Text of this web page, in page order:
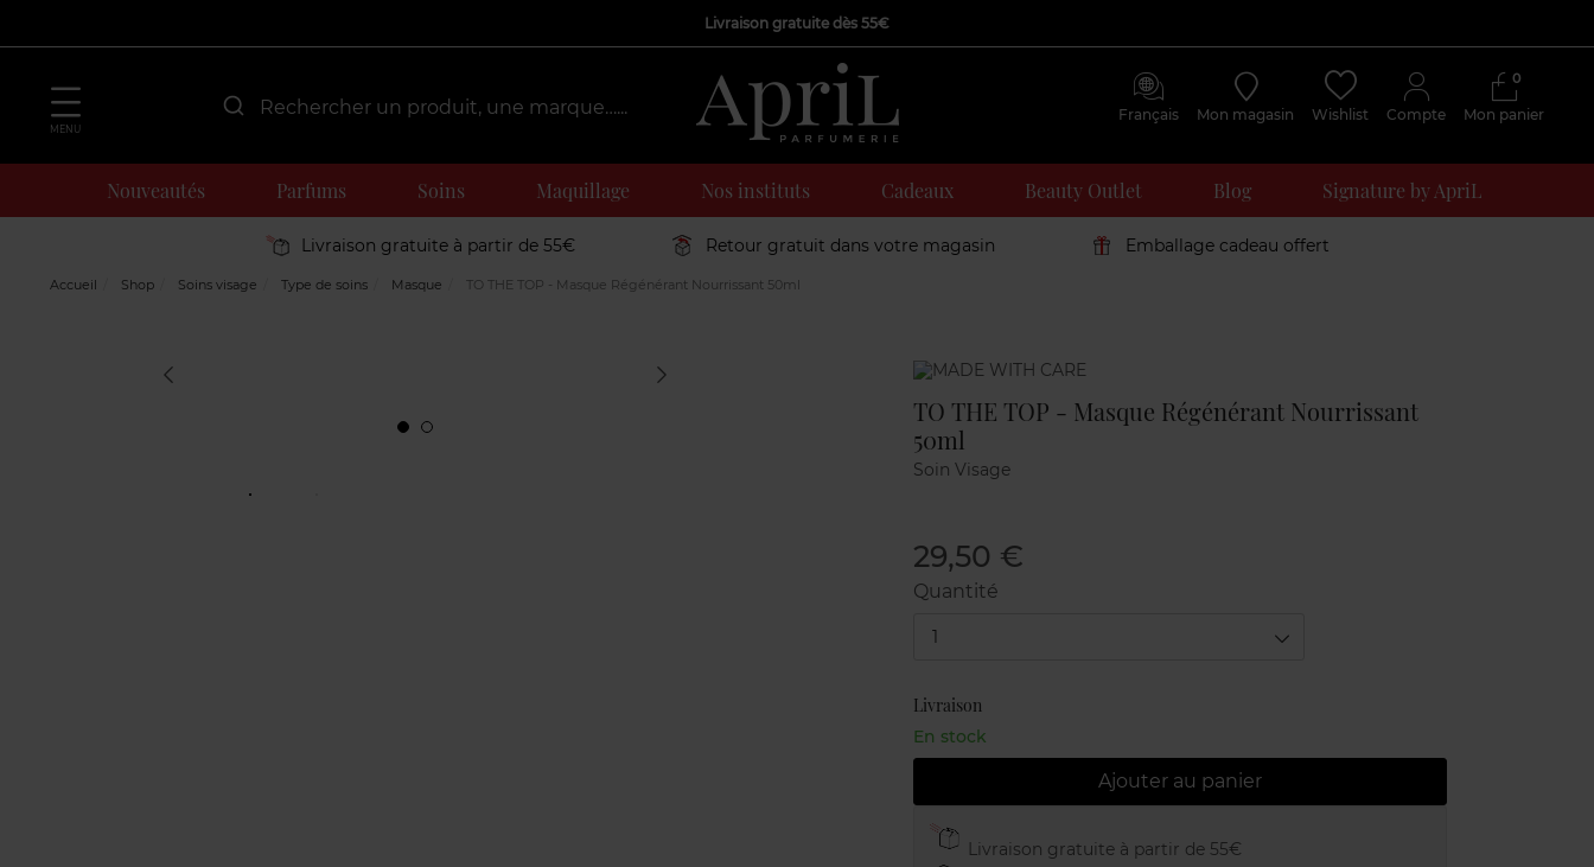
Livraison gratuite dès 55€
MENU
Français Mon magasin Wishlist Compte Mon panier
0
Nouveautés Parfums Soins Maquillage Nos instituts Cadeaux Beauty Outlet Blog Signature by ApriL
Livraison gratuite à partir de 55€ Retour gratuit dans votre magasin Emballage cadeau offert
Accueil Shop Soins visage Type de soins Masque TO THE TOP - Masque Régénérant Nourrissant 50ml
Marque
clients
TO THE TOP - Masque Régénérant Nourrissant
50ml
Soin Visage
29,50 €
Quantité
1
Livraison
En stock
Ajouter au panier
Livraison gratuite à partir de 55€